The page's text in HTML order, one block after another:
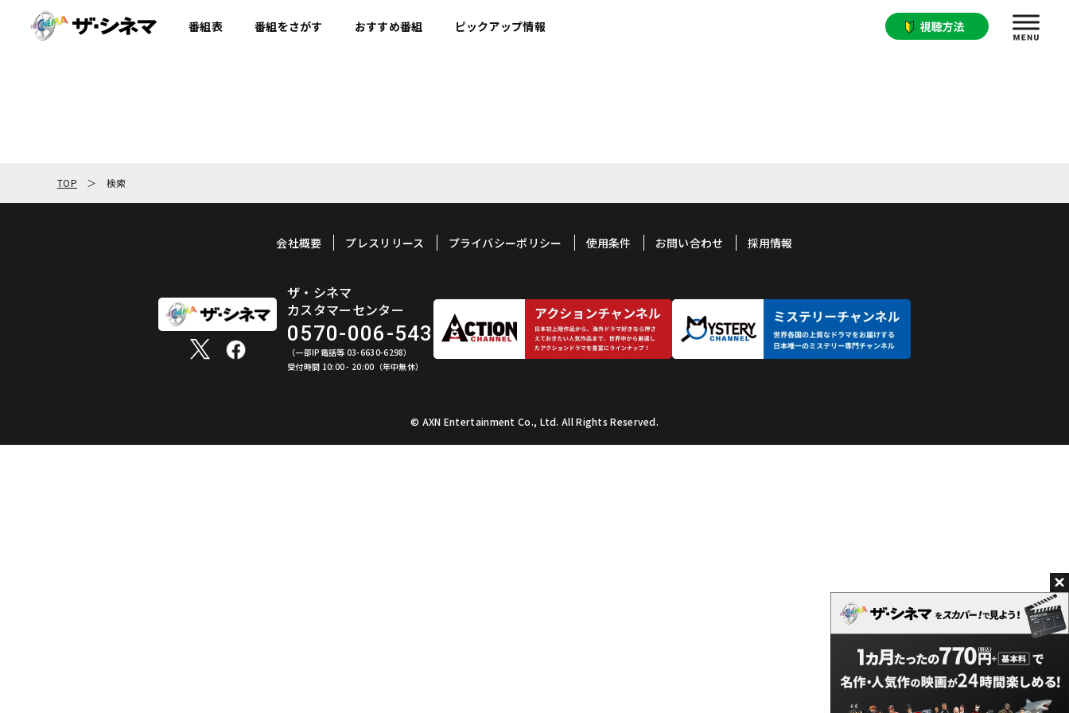
番組表 番組をさがす おすすめ番組 ピックアップ情報
TOP 検索
会社概要 プレスリリース プライバシーポリシー 使用条件 お問い合わせ 採用情報
ザ・シネマ
カスタマーセンター
0570-006-543
（一部IP電話等 03-6630-6298）
受付時間 10:00 - 20:00（年中無休）
©︎ AXN Entertainment Co., Ltd. All Rights Reserved.